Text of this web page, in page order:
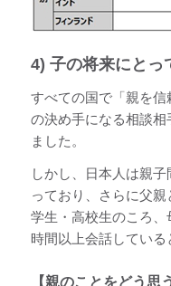
4) 子の将来にとっ
すべての国で「親を
の決め手になる相談
ました。
しかし、日本人は親
っており、さらに父
学生・高校生のころ
時間以上会話している
【親のことをどう思